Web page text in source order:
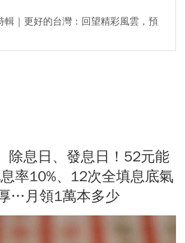
輯｜更好的台灣：回望精彩風雲，預
除息日、發息日！52元能
率10%、12次全填息底氣
…月領1萬本多少